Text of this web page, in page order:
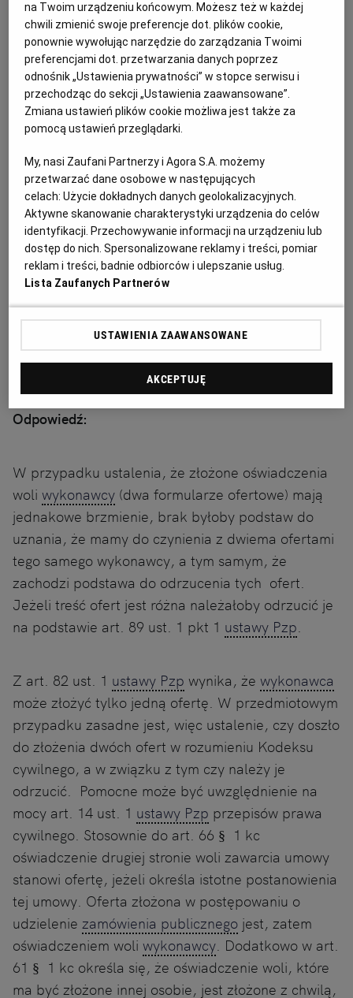
Suwalska Spółdzielnia Mieszkaniowa w Suwałkach
ogłasza przetarg nieograniczony na modernizacje
parkingów
Ogłoszenie premium 7 dni do końca
Przetargi, Przetargi na dostawę
Przetargi(14277)
Odpowiedź:
W przypadku ustalenia, że złożone oświadczenia
woli wykonawcy (dwa formularze ofertowe) mają
jednakowe brzmienie, brak byłoby podstaw do
uznania, że mamy do czynienia z dwiema ofertami
tego samego wykonawcy, a tym samym, że
zachodzi podstawa do odrzucenia tych ofert.
Jeżeli treść ofert jest różna należałoby odrzucić je
na podstawie art. 89 ust. 1 pkt 1 ustawy Pzp.
Z art. 82 ust. 1 ustawy Pzp wynika, że wykonawca
może złożyć tylko jedną ofertę. W przedmiotowym
przypadku zasadne jest, więc ustalenie, czy doszło
do złożenia dwóch ofert w rozumieniu Kodeksu
cywilnego, a w związku z tym czy należy je
odrzucić. Pomocne może być uwzględnienie na
mocy art. 14 ust. 1 ustawy Pzp przepisów prawa
cywilnego. Stosownie do art. 66 § 1 kc
oświadczenie drugiej stronie woli zawarcia umowy
stanowi ofertę, jeżeli określa istotne postanowienia
tej umowy. Oferta złożona w postępowaniu o
udzielenie zamówienia publicznego jest, zatem
oświadczeniem woli wykonawcy. Dodatkowo w art.
61 § 1 kc określa się, że oświadczenie woli, które
ma być złożone innej osobie, jest złożone z chwilą,
na Twoim urządzeniu końcowym. Możesz też w każdej
chwili zmienić swoje preferencje dot. plików cookie,
ponownie wywołując narzędzie do zarządzania Twoimi
preferencjami dot. przetwarzania danych poprzez
odnośnik „Ustawienia prywatności” w stopce serwisu i
przechodząc do sekcji „Ustawienia zaawansowane”.
Zmiana ustawień plików cookie możliwa jest także za
pomocą ustawień przeglądarki.
My, nasi Zaufani Partnerzy i Agora S.A. możemy
przetwarzać dane osobowe w następujących
celach:Użycie dokładnych danych geolokalizacyjnych.
Aktywne skanowanie charakterystyki urządzenia do celów
identyfikacji. Przechowywanie informacji na urządzeniu lub
dostęp do nich. Spersonalizowane reklamy i treści, pomiar
reklam i treści, badnie odbiorców i ulepszanie usług.
Lista Zaufanych Partnerów
USTAWIENIA ZAAWANSOWANE
AKCEPTUJĘ